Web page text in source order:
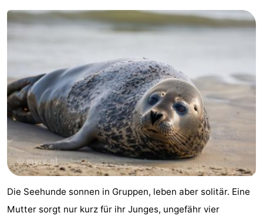
Zentren
Dörfer
Sport
-
Schwimmbader
-
Radfahren
-
Wandern
-
Die Seehunde sonnen in Gruppen, leben aber solitär. Eine
Mutter sorgt nur kurz für ihr Junges, ungefähr vier